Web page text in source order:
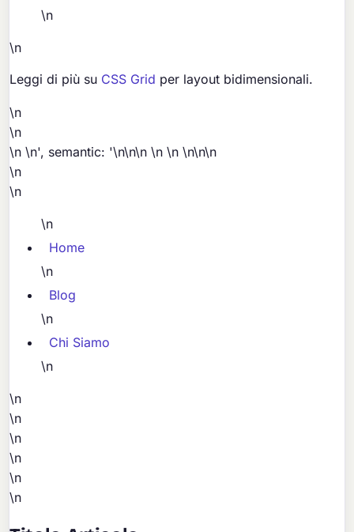
\n
\n
Leggi di più su CSS Grid per layout bidimensionali.
\n
\n
\n \n', semantic: '\n\n\n\n\n\n\n\n
\n
\n
\n
Home
\n
Blog
\n
Chi Siamo
\n
\n
\n
\n
\n
\n
\n